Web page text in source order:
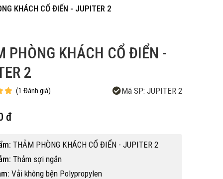
KHÁCH CỔ ĐIỂN - JUPITER 2
PHÒNG KHÁCH CỔ ĐIỂN -
2
(1 Đánh giá) Mã SP: JUPITER 2
đ
THẢM PHÒNG KHÁCH CỔ ĐIỂN - JUPITER 2
Thảm sợi ngắn
Vải không bện Polypropylen